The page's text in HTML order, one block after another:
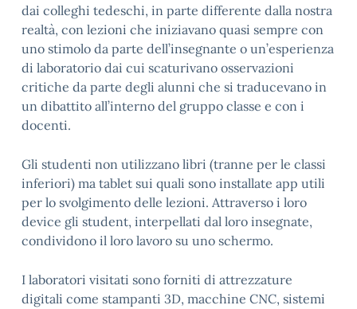
dai colleghi tedeschi, in parte differente dalla nostra
realtà, con lezioni che iniziavano quasi sempre con
uno stimolo da parte dell’insegnante o un’esperienza
di laboratorio dai cui scaturivano osservazioni
critiche da parte degli alunni che si traducevano in
un dibattito all’interno del gruppo classe e con i
docenti.
Gli studenti non utilizzano libri (tranne per le classi
inferiori) ma tablet sui quali sono installate app utili
per lo svolgimento delle lezioni. Attraverso i loro
device gli student, interpellati dal loro insegnate,
condividono il loro lavoro su uno schermo.
I laboratori visitati sono forniti di attrezzature
digitali come stampanti 3D, macchine CNC, sistemi